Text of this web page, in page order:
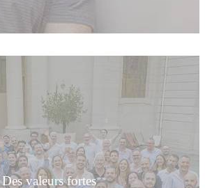
Des valeurs fortes